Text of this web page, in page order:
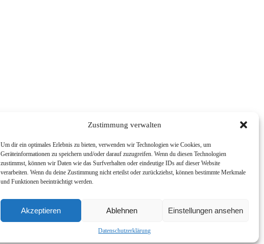
Zustimmung verwalten
Um dir ein optimales Erlebnis zu bieten, verwenden wir Technologien wie Cookies, um
Geräteinformationen zu speichern und/oder darauf zuzugreifen. Wenn du diesen Technologien
zustimmst, können wir Daten wie das Surfverhalten oder eindeutige IDs auf dieser Website
verarbeiten. Wenn du deine Zustimmung nicht erteilst oder zurückziehst, können bestimmte Merkmale
und Funktionen beeinträchtigt werden.
Akzeptieren Ablehnen Einstellungen ansehen
Datenschutzerklärung